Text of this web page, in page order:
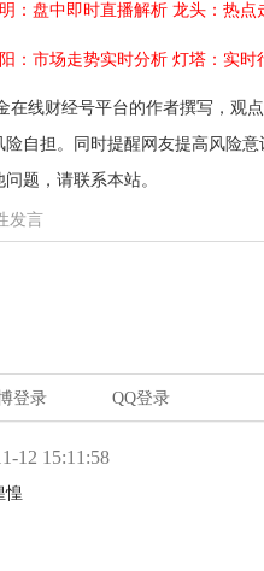
：盘中即时直播解析 龙头：热点
：市场走势实时分析 灯塔：实时
在线财经号平台的作者撰写，观
自担。同时提醒网友提高风险
题，请联系本站。
发言
登录 QQ登录
12 15:11:58
惶